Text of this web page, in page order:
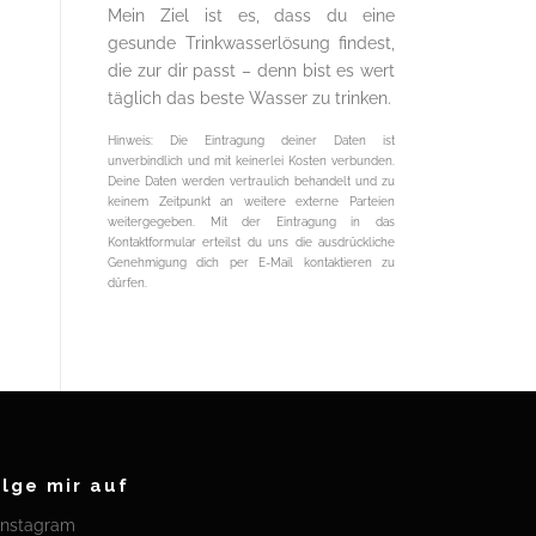
Mein Ziel ist es, dass du eine
gesunde Trinkwasserlösung findest,
die zur dir passt – denn bist es wert
täglich das beste Wasser zu trinken.
Hinweis: Die Eintragung deiner Daten ist
unverbindlich und mit keinerlei Kosten verbunden.
Deine Daten werden vertraulich behandelt und zu
keinem Zeitpunkt an weitere externe Parteien
weitergegeben. Mit der Eintragung in das
Kontaktformular erteilst du uns die ausdrückliche
Genehmigung dich per E-Mail kontaktieren zu
dürfen.
mir auf
Instagram